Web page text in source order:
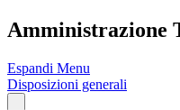
Amministrazione
Espandi Menu
Disposizioni generali